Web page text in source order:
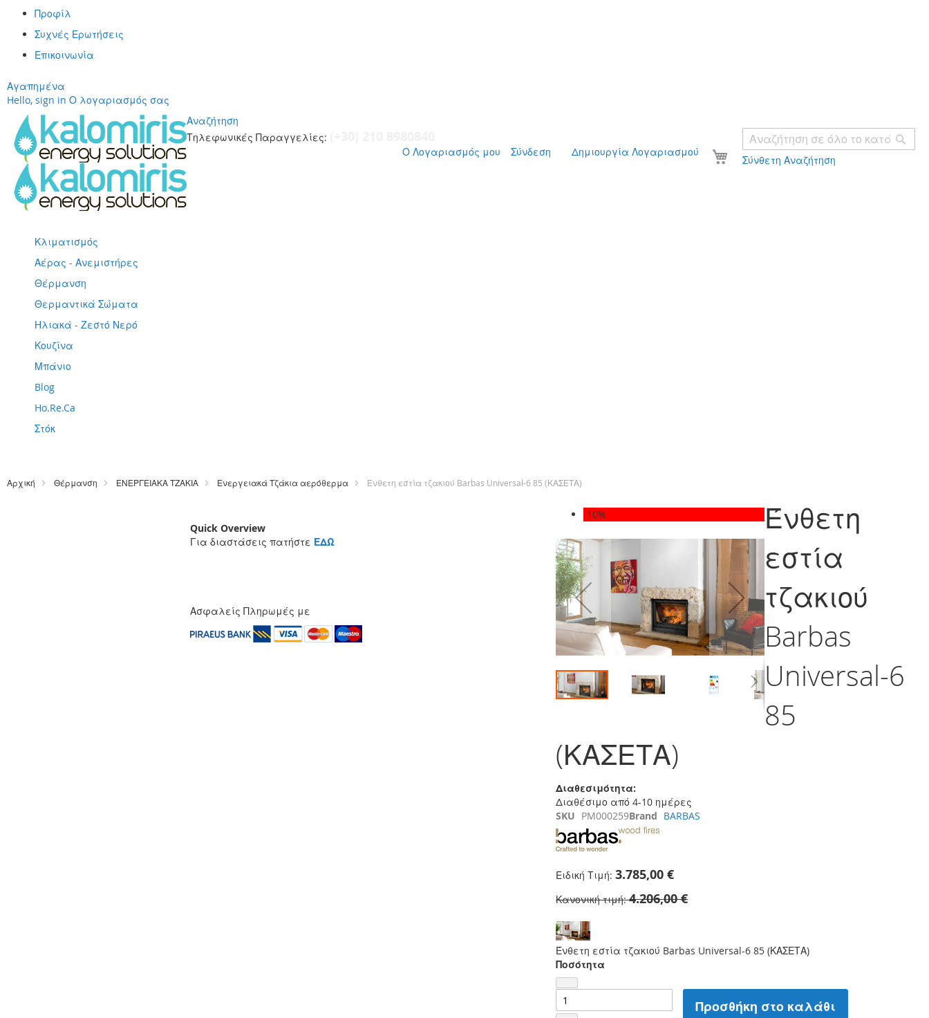
Προφίλ
Συχνές Ερωτήσεις
Επικοινωνία
Αγαπημένα
Hello, sign in Ο λογαριασμός σας
Αναζήτηση
Σύνθετη Αναζήτηση
Τηλεφωνικές Παραγγελίες:
Το καλάθι σας
Ο Λογαριασμός μου Σύνδεση Δημιουργία Λογαριασμού
περιεχόμενο
Κλιματισμός
Αέρας - Ανεμιστήρες
Θέρμανση
Θερμαντικά Σώματα
Ηλιακά - Ζεστό Νερό
Κουζίνα
Μπάνιο
Blog
Ho.Re.Ca
Στόκ
Αρχική Θέρμανση ΕΝΕΡΓΕΙΑΚΑ ΤΖΑΚΙΑ Ενεργειακά Τζάκια αερόθερμα Ένθετη εστία τζακιού Barbas Universal-6 85 (ΚΑΣΕΤΑ)
Μετάβαση
τέλος
της
συλλογής
εικόνων
-10%
αρχή
της
εικόνων
Ένθετη
εστία
τζακιού
Barbas
Universal-6
85
(ΚΑΣΕΤΑ)
Διαθεσιμότητα:
Διαθέσιμο από 4-10 ημέρες
SKU PM000259Brand BARBAS
Ειδική Τιμή 3.785,00 €
Κανονική τιμή 4.206,00 €
Ένθετη εστία τζακιού Barbas Universal-6 85 (ΚΑΣΕΤΑ)
Ποσότητα
Προσθήκη στο καλάθι
Quick Overview
Για διαστάσεις πατήστε ΕΔΩ
Ασφαλείς Πληρωμές με